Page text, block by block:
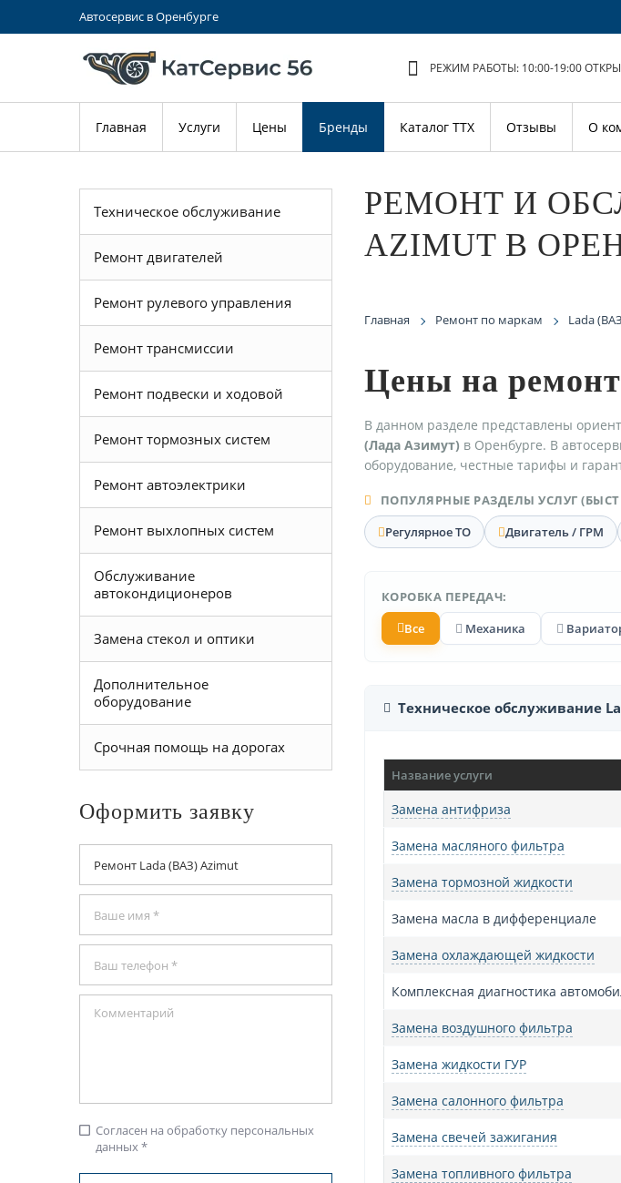
Автосервис в Оренбурге
РЕЖИМ РАБОТЫ: 10:00-19:00
Главная Услуги Цены Бренды Каталог ТТХ Отзывы О
РЕМОНТ И
AZIMUT В
Главная Ремонт по маркам Lada
Цены на
В данном разделе представлены
(Лада Азимут) в Оренбурге. В
оборудование, честные тарифы и
ПОПУЛЯРНЫЕ РАЗДЕЛЫ УСЛУГ
Регулярное ТО
Двигатель / ГРМ
КОРОБКА ПЕРЕДАЧ:
Все
Механика
Техническое обслуживание
Название услуги
Замена антифриза
Замена масляного фильтра
Замена тормозной жидкости
Замена масла в дифференциале
Замена охлаждающей жидкости
Комплексная диагностика
Замена воздушного фильтра
Замена жидкости ГУР
Замена салонного фильтра
Замена свечей зажигания
Замена топливного фильтра
Техническое обслуживание
Ремонт двигателей
Ремонт рулевого управления
Ремонт трансмиссии
Ремонт подвески и ходовой
Ремонт тормозных систем
Ремонт автоэлектрики
Ремонт выхлопных систем
Обслуживание
автокондиционеров
Замена стекол и оптики
Дополнительное
оборудование
Срочная помощь на дорогах
Оформить заявку
check_box_outline_blank Согласен на обработку персональных
данных *